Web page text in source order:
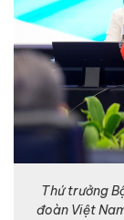
Thứ trưởng
đoàn Việt